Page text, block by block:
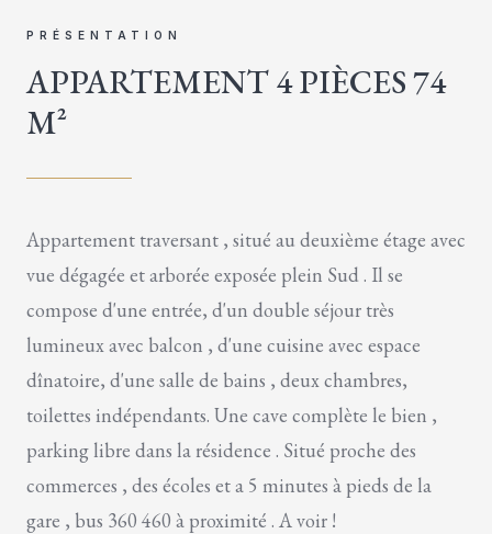
PRÉSENTATION
APPARTEMENT 4 PIÈCES 74
M²
Appartement traversant , situé au deuxième étage avec
vue dégagée et arborée exposée plein Sud . Il se
compose d'une entrée, d'un double séjour très
lumineux avec balcon , d'une cuisine avec espace
dînatoire, d'une salle de bains , deux chambres,
toilettes indépendants. Une cave complète le bien ,
parking libre dans la résidence . Situé proche des
commerces , des écoles et a 5 minutes à pieds de la
gare , bus 360 460 à proximité . A voir !